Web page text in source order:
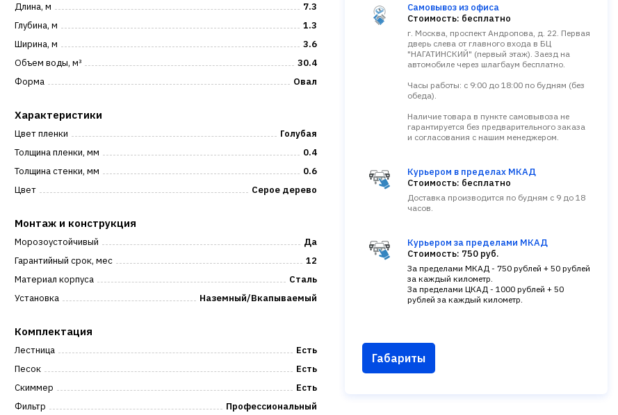
Длина, м
7.3
Глубина, м
1.3
Ширина, м
3.6
Объем воды, м³
30.4
Форма
Овал
Характеристики
Цвет пленки
Голубая
Толщина пленки, мм
0.4
Толщина стенки, мм
0.6
Цвет
Серое дерево
Монтаж и конструкция
Морозоустойчивый
Да
Гарантийный срок, мес
12
Материал корпуса
Сталь
Установка
Наземный/Вкапываемый
Комплектация
Лестница
Есть
Песок
Есть
Скиммер
Есть
Фильтр
Профессиональный
Самовывоз из офиса
Стоимость: бесплатно
г. Москва, проспект Андропова, д. 22. Первая
дверь слева от главного входа в БЦ
"НАГАТИНСКИЙ" (первый этаж). Заезд на
автомобиле через шлагбаум бесплатно.
Часы работы: с 9:00 до 18:00 по будням (без
обеда).
Наличие товара в пункте самовывоза не
гарантируется без предварительного заказа
и согласования с нашим менеджером.
Курьером в пределах МКАД
Стоимость: бесплатно
Доставка производится по будням с 9 до 18
часов.
Курьером за пределами МКАД
Стоимость: 750 руб.
За пределами МКАД - 750 рублей + 50 рублей
за каждый километр.
За пределами ЦКАД - 1000 рублей + 50
рублей за каждый километр.
Габариты